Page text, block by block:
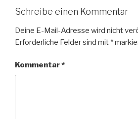
Schreibe einen Kommentar
Deine E-Mail-Adresse wird nicht
Erforderliche Felder sind mit *
Kommentar*